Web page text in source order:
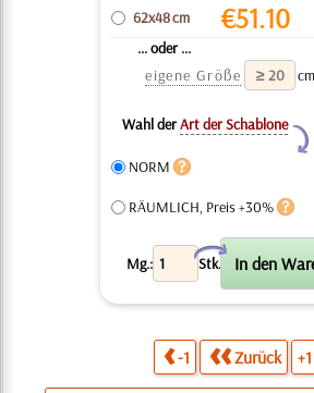
62x48 cm €51.10
... oder ...
eigene Größe
cm
Wahl derArt der Schablone
Y
NORM
RÄUMLICH, Preis +30%
Mg.: Stk.
X
-1 Zurück +1